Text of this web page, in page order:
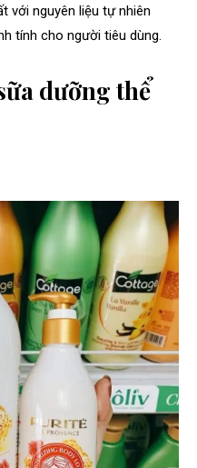
với nguyên liệu tự nhiên
tính cho người tiêu dùng.
dưỡng thể